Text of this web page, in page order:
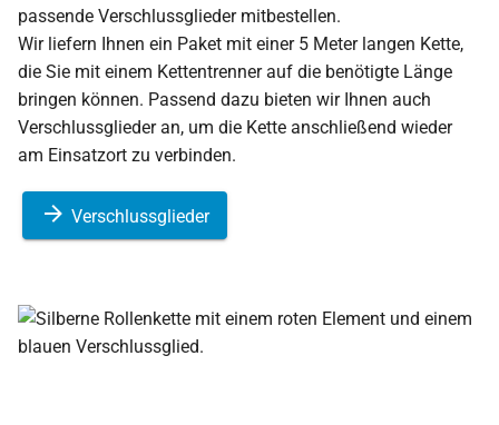
passende Verschlussglieder mitbestellen.
Wir liefern Ihnen ein Paket mit einer 5 Meter langen Kette,
die Sie mit einem Kettentrenner auf die benötigte Länge
bringen können. Passend dazu bieten wir Ihnen auch
Verschlussglieder an, um die Kette anschließend wieder
am Einsatzort zu verbinden.
Verschlussglieder